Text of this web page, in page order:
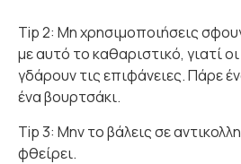
Tip 2: Μη χρησιμοποιήσεις
με αυτό το καθαριστικό, γιατί
γδάρουν τις επιφάνειες. Πάρε
ένα βουρτσάκι.
Tip 3: Μην το βάλεις σε
φθείρει.